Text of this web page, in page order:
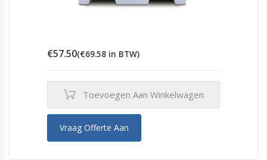
€57.50(€69.58 in BTW)
Toevoegen Aan Winkelwagen
Vraag Offerte Aan